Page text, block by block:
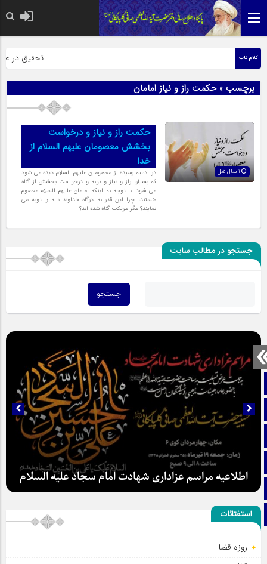
صفحه نخست
تماس با ما
اینستاگرام
تلگرام
کلام ناب تحقیق در
برچسب » حکمت راز و نیاز امامان
حکمت راز و نیاز و درخواست
بخشش معصومان علیهم السلام از
خدا
در ادعیه رسیده از معصومین علیهم السلام دیده مى شود
که بسیار، راز و نیاز و توبه و درخواست بخشش از گناه
مى شود. با توجه به اینکه امامان علیهم السلام معصوم
هستند، چرا این قدر به درگاه خداوند ناله و توبه مى
نمایند؟ مگر مرتکب گناه شده اند؟
جستجو در مطالب سایت
اطلاعیه مراسم عزاداری شهادت امام سجاد علیه السلام
استفتائات
روزه قضا